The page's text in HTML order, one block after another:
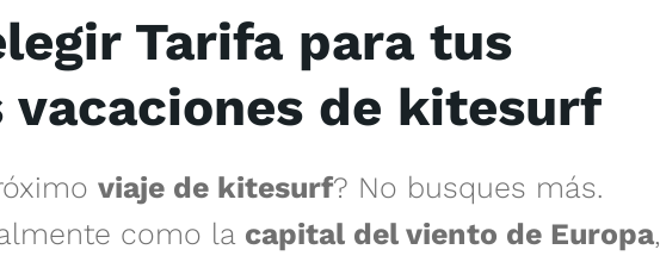
Tarifa para tus
vacaciones de kitesurf
viaje de kitesurf? No busques más.
como la capital del viento de Europa,